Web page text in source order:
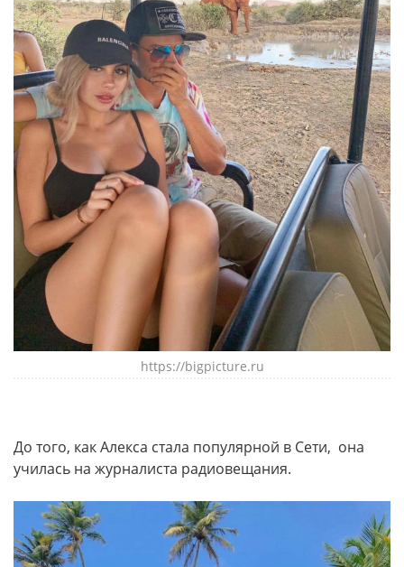
https://bigpicture.ru
До того, как Алекса стала популярной в Сети, она
училась на журналиста радиовещания.